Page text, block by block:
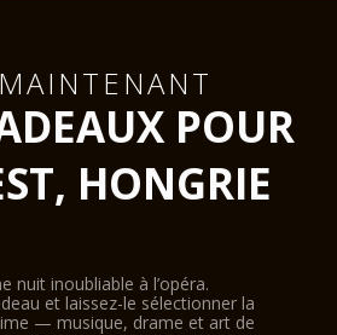
POUR
HONGRIE
nuit inoubliable à l’opéra.
et laissez-le sélectionner la
— musique, drame et art de